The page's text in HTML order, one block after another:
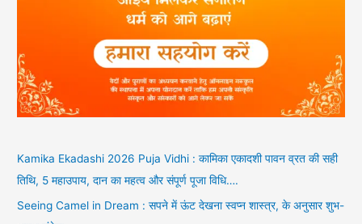
Kamika Ekadashi 2026 Puja Vidhi : कामिका एकादशी पावन व्रत की सही
तिथि, 5 महाउपाय, दान का महत्व और संपूर्ण पूजा विधि….
Seeing Camel in Dream : सपने में ऊंट देखना स्वप्न शास्त्र, के अनुसार शुभ-